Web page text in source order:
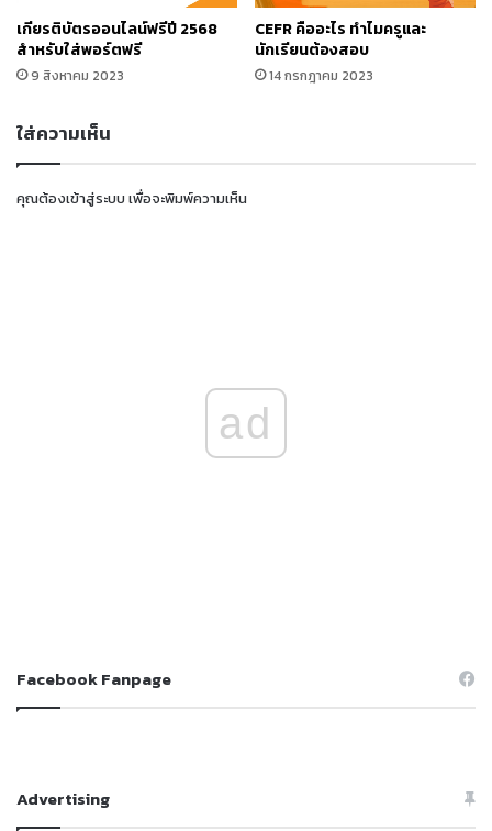
เกียรติบัตรออนไลน์ฟรีปี 2568
สำหรับใส่พอร์ตฟรี
9 สิงหาคม 2023
CEFR คืออะไร ทำไมครูและ
นักเรียนต้องสอบ
14 กรกฎาคม 2023
ใส่ความเห็น
คุณต้องเข้าสู่ระบบ เพื่อจะพิมพ์ความเห็น
ad
Facebook Fanpage
Advertising